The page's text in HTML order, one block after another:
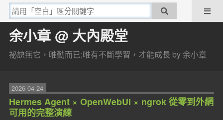
余小章 @ 大內殿堂
祕訣無它，唯勤而已;唯有不斷學習，才能成長 by 余小章
2026-04-24
Hermes Agent × OpenWebUI × ngrok 從零到外網
可用的完整演練